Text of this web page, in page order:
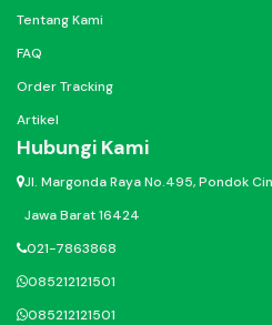
Tentang Kami
FAQ
Order Tracking
Artikel
Hubungi Kami
Jl. Margonda Raya No.495, Pondok
Jawa Barat 16424
021-7863868
085212121501
085212121501